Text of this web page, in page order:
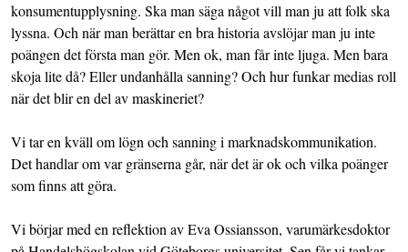
konsumentupplysning. Ska man säga något vill man ju att folk ska
lyssna. Och när man berättar en bra historia avslöjar man ju inte
poängen det första man gör. Men ok, man får inte ljuga. Men bara
skoja lite då? Eller undanhålla sanning? Och hur funkar medias roll
när det blir en del av maskineriet?
Vi tar en kväll om lögn och sanning i marknadskommunikation.
Det handlar om var gränserna går, när det är ok och vilka poänger
som finns att göra.
Vi börjar med en reflektion av Eva Ossiansson, varumärkesdoktor